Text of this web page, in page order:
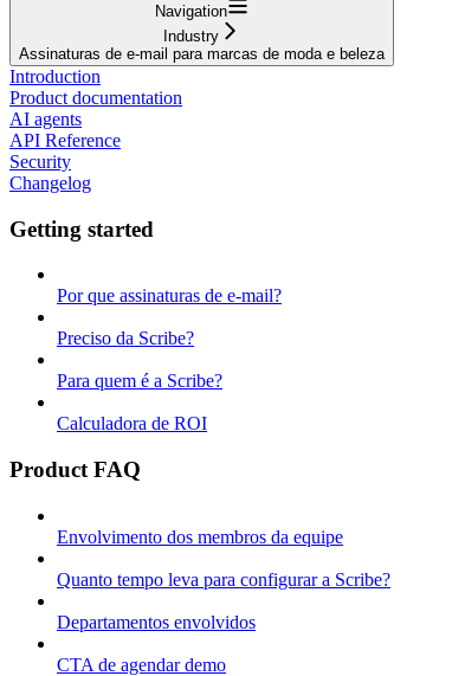
Navigation
Industry
Assinaturas de e-mail para marcas de moda e beleza
Introduction
Product documentation
AI agents
API Reference
Security
Changelog
Getting started
Por que assinaturas de e-mail?
Preciso da Scribe?
Para quem é a Scribe?
Calculadora de ROI
Product FAQ
Envolvimento dos membros da equipe
Quanto tempo leva para configurar a Scribe?
Departamentos envolvidos
CTA de agendar demo